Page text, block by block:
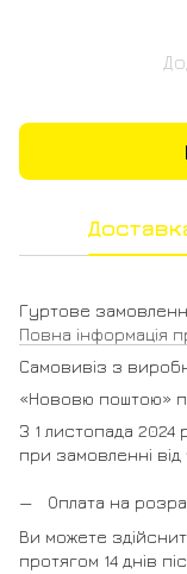
Гуртове
Повна інформація
Самовивіз з
«Нововю поштою»
З 1 листопада 2024
при замовленні від
Оплата на
Ви можете
протягом 14 днів